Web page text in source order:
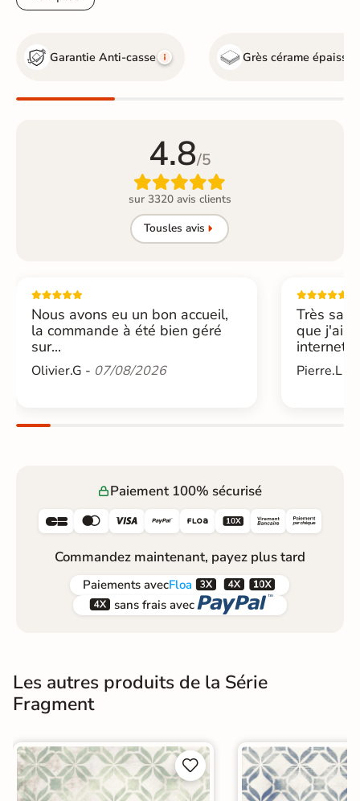
Garantie Anti-casse Grès cérame
4.8/5

sur 3320 avis clients
Tousles avis
Nous avons eu un bon accueil,
la commande à été bien géré
sur...
Olivier.G - 07/08/2026
Très
que j'ai
internet....
Pierre.L -
Paiement 100% sécurisé
     
Commandez maintenant, payez plus tard
Paiements avecFloa  
 sans frais avec 
Les autres produits de la Série
Fragment

